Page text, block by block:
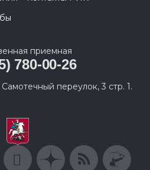
приемная
780-00-26
переулок, 3 стр. 1.